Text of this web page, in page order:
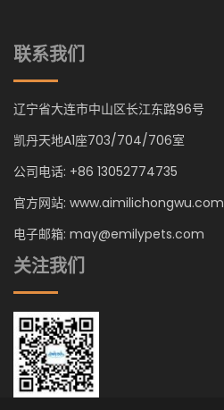
联系我们
辽宁省大连市中山区长江东路96号
凯丹天地A1座703/704/706室
公司电话: +86 13052774735
官方网站: www.aimilichongwu.com
电子邮箱: may@emilypets.com
关注我们